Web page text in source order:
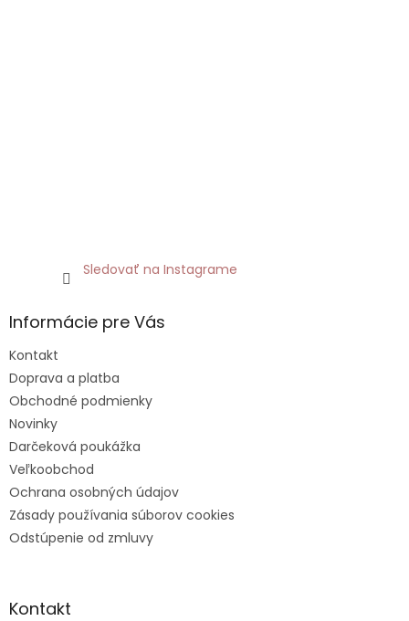
Sledovať na Instagrame
Informácie pre Vás
Kontakt
Doprava a platba
Obchodné podmienky
Novinky
Darčeková poukážka
Veľkoobchod
Ochrana osobných údajov
Zásady používania súborov cookies
Odstúpenie od zmluvy
Kontakt